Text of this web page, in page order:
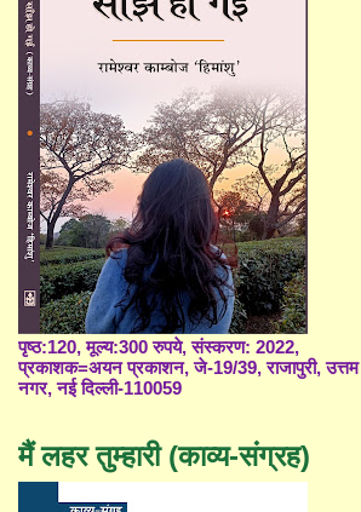
पृष्ठ:120, मूल्य:300 रुपये, संस्करण: 2022,
प्रकाशक=अयन प्रकाशन, जे-19/39, राजापुरी, उत्तम
नगर, नई दिल्ली-110059
मैं लहर तुम्हारी (काव्य-संग्रह)